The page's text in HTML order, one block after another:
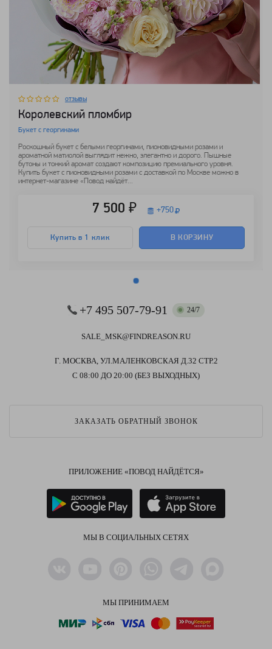
отзывы
Королевский пломбир
Букет с георгинами
Роскошный букет с белыми георгинами, пионовидными розами и
ароматной матиолой выглядит нежно, элегантно и дорого. Пышные
бутоны и тонкий аромат создают композицию премиального уровня.
Купить букет с пионовидными розами с доставкой по Москве можно в
интернет-магазине «Повод найдёт...
7 500 ₽ +750
Купить в 1 клик В КОРЗИНУ
+7 495 507-79-91 24/7
SALE_MSK@FINDREASON.RU
Г. МОСКВА, УЛ.МАЛЕНКОВСКАЯ Д.32 СТР.2
С 08:00 ДО 20:00 (БЕЗ ВЫХОДНЫХ)
ЗАКАЗАТЬ ОБРАТНЫЙ ЗВОНОК
ПРИЛОЖЕНИЕ «ПОВОД НАЙДЁТСЯ»
МЫ В СОЦИАЛЬНЫХ СЕТЯХ
МЫ ПРИНИМАЕМ